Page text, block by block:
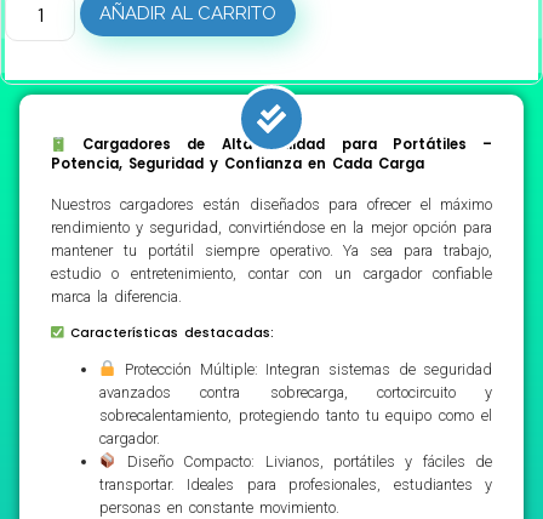
AÑADIR AL CARRITO
Cargadores de Alta Calidad para Portátiles –
Potencia, Seguridad y Confianza en Cada Carga
Nuestros cargadores están diseñados para ofrecer el máximo
rendimiento y seguridad, convirtiéndose en la mejor opción para
mantener tu portátil siempre operativo. Ya sea para trabajo,
estudio o entretenimiento, contar con un cargador confiable
marca la diferencia.
Características destacadas:
Protección Múltiple: Integran sistemas de seguridad
avanzados contra sobrecarga, cortocircuito y
sobrecalentamiento, protegiendo tanto tu equipo como el
cargador.
Diseño Compacto: Livianos, portátiles y fáciles de
transportar. Ideales para profesionales, estudiantes y
personas en constante movimiento.